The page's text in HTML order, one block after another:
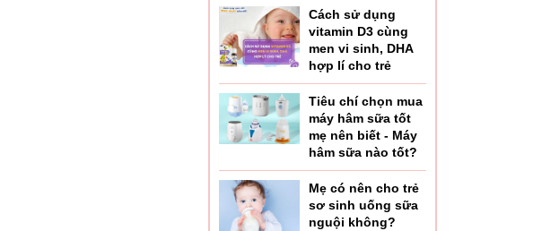
Cách sử dụng
vitamin D3 cùng
men vi sinh, DHA
hợp lí cho trẻ
Tiêu chí chọn mua
máy hâm sữa tốt
mẹ nên biết - Máy
hâm sữa nào tốt?
Mẹ có nên cho trẻ
sơ sinh uống sữa
nguội không?